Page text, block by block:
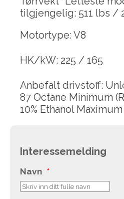
tilgjengelig: 511 lbs /
Motortype: V8
HK/kW: 225 / 165
Anbefalt drivstoff:
87 Octane Minimum
10% Ethanol Maximum
Interessemelding
Navn *